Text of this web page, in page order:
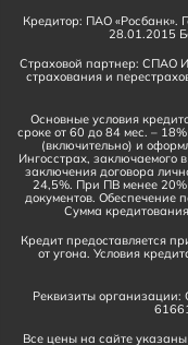
Кредитор: ПАО «Росбанк».
28.01.2015
Страховой партнер: СПАО
страхования и
Основные условия
сроке от 60 до 84 мес. –
(включительно) и
Ингосстрах, заключаемого
заключения договора
24,5%. При ПВ менее 20%
документов. Обеспечение
Сумма
Кредит предоставляется
от угона. Условия
Реквизиты
Все цены на сайте